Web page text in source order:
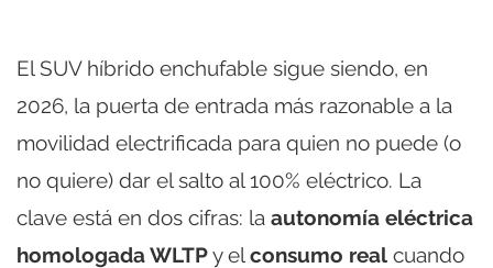
El SUV híbrido enchufable sigue siendo, en
2026, la puerta de entrada más razonable a la
movilidad electrificada para quien no puede (o
no quiere) dar el salto al 100% eléctrico. La
clave está en dos cifras: la autonomía eléctrica
homologada WLTPy elconsumo real cuando